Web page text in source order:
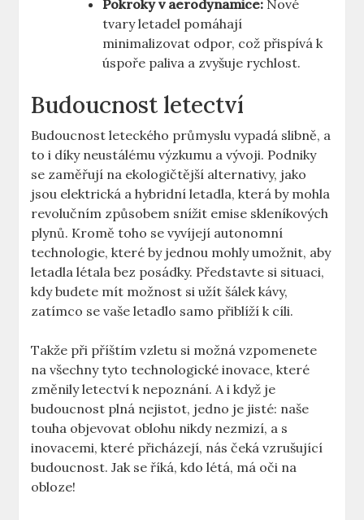
Pokroky v aerodynamice: Nové
tvary letadel pomáhají
minimalizovat odpor, což přispívá k
úspoře paliva a ⁣zvyšuje rychlost.
Budoucnost letectví
Budoucnost ‍leteckého průmyslu vypadá slibně, a
to i díky ⁣neustálému výzkumu a⁣ vývoji. Podniky
se zaměřují ⁣na ⁢ekologičtější alternativy, jako
jsou elektrická a hybridní letadla, která ⁢by mohla‍
revolučním‍ způsobem ​snížit ⁣emise skleníkových
plynů.⁢ Kromě toho se vyvíjejí autonomní
technologie, které by jednou mohly⁢ umožnit, aby
letadla létala bez posádky. Představte si situaci,
kdy budete ⁣mít možnost ⁤si⁢ užít šálek kávy,‌
zatímco se⁤ vaše ‍letadlo⁣ samo ⁢přiblíží ⁤k⁤ cíli.
Takže při příštím vzletu si možná vzpomenete
na‌ všechny tyto​ technologické ⁣inovace, ‍které
změnily ⁢letectví k nepoznání. A i když ⁣je
budoucnost ⁢plná nejistot, jedno je ​jisté:​ naše⁤
touha‌ objevovat oblohu nikdy nezmizí, a ‍s
inovacemi, ⁣které ‌přicházejí, ⁢nás​ čeká ⁤vzrušující
budoucnost. Jak se⁣ říká, kdo ​létá, má oči na
obloze!